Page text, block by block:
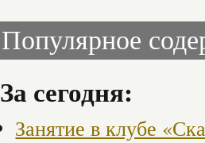
Популярное
За сегодня:
Занятие в клубе